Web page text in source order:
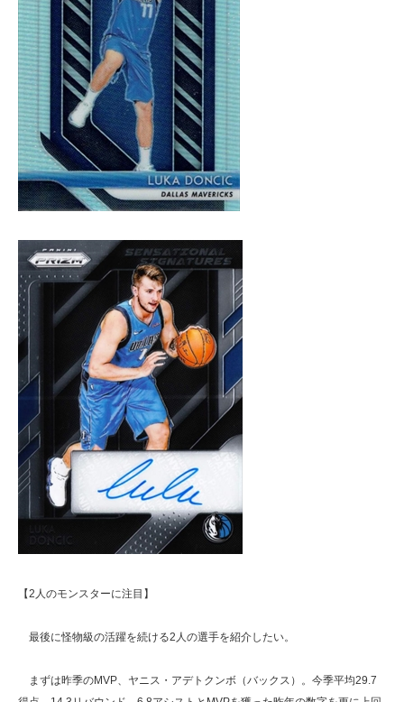
【2人のモンスターに注目】
最後に怪物級の活躍を続ける2人の選手を紹介したい。
まずは昨季のMVP、ヤニス・アデトクンボ（バックス）。今季平均29.7